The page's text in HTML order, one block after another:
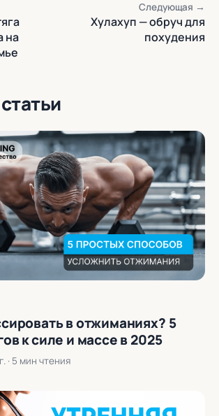
на
Следующая →
Хулахуп — обруч для
похудения
в отжиманиях? 5
к силе и массе в 2025
· 5 мин чтения